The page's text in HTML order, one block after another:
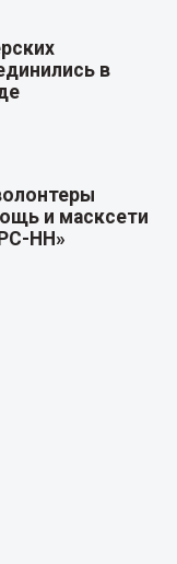
в
и масксети
НН»